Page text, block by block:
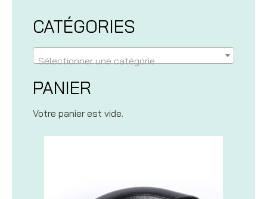
CATÉGORIES
Sélectionner une catégorie
PANIER
Votre panier est vide.